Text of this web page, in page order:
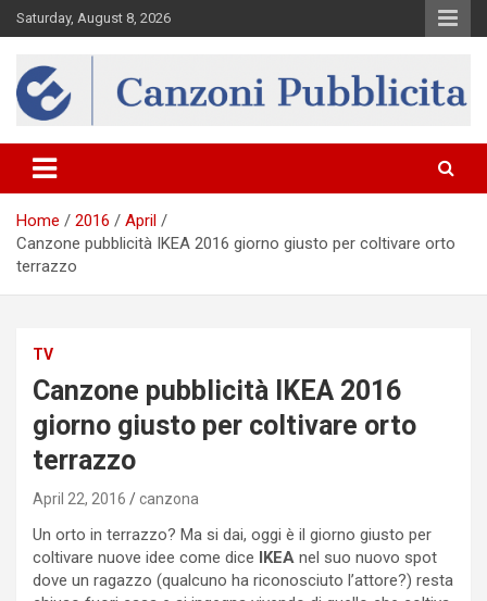
Skip
to
Saturday, August 8, 2026
Canzona
Home 2016
April
Canzone pubblicità IKEA 2016 giorno giusto per coltivare orto
terrazzo
TV
Canzone pubblicità IKEA 2016
giorno giusto per coltivare orto
terrazzo
April 22, 2016 canzona
Un orto in terrazzo? Ma si dai, oggi è il giorno giusto per
coltivare nuove idee come dice IKEA nel suo nuovo spot
dove un ragazzo (qualcuno ha riconosciuto l’attore?) resta